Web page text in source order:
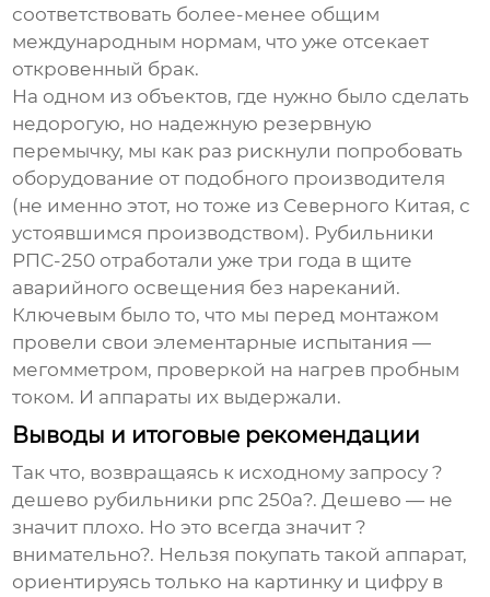
соответствовать более-менее общим
международным нормам, что уже отсекает
откровенный брак.
На одном из объектов, где нужно было сделать
недорогую, но надежную резервную
перемычку, мы как раз рискнули попробовать
оборудование от подобного производителя
(не именно этот, но тоже из Северного Китая, с
устоявшимся производством). Рубильники
РПС-250 отработали уже три года в щите
аварийного освещения без нареканий.
Ключевым было то, что мы перед монтажом
провели свои элементарные испытания —
мегомметром, проверкой на нагрев пробным
током. И аппараты их выдержали.
Выводы и итоговые рекомендации
Так что, возвращаясь к исходному запросу ?
дешево рубильники рпс 250а?. Дешево — не
значит плохо. Но это всегда значит ?
внимательно?. Нельзя покупать такой аппарат,
ориентируясь только на картинку и цифру в